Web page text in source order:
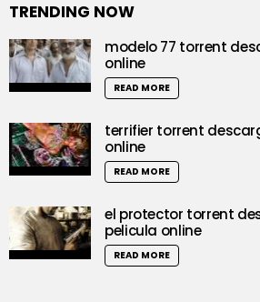
TRENDING NOW
modelo 77 torrent
online
READ MORE
terrifier torrent
online
READ MORE
el protector torrent
pelicula online
READ MORE